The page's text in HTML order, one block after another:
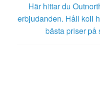
Här hittar du
erbjudanden. Håll koll
bästa priser på